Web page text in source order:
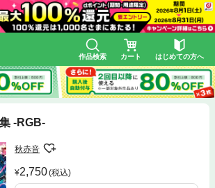
作品検索 カート はじめての方へ
-RGB-
秋赤音
2,750(税込)